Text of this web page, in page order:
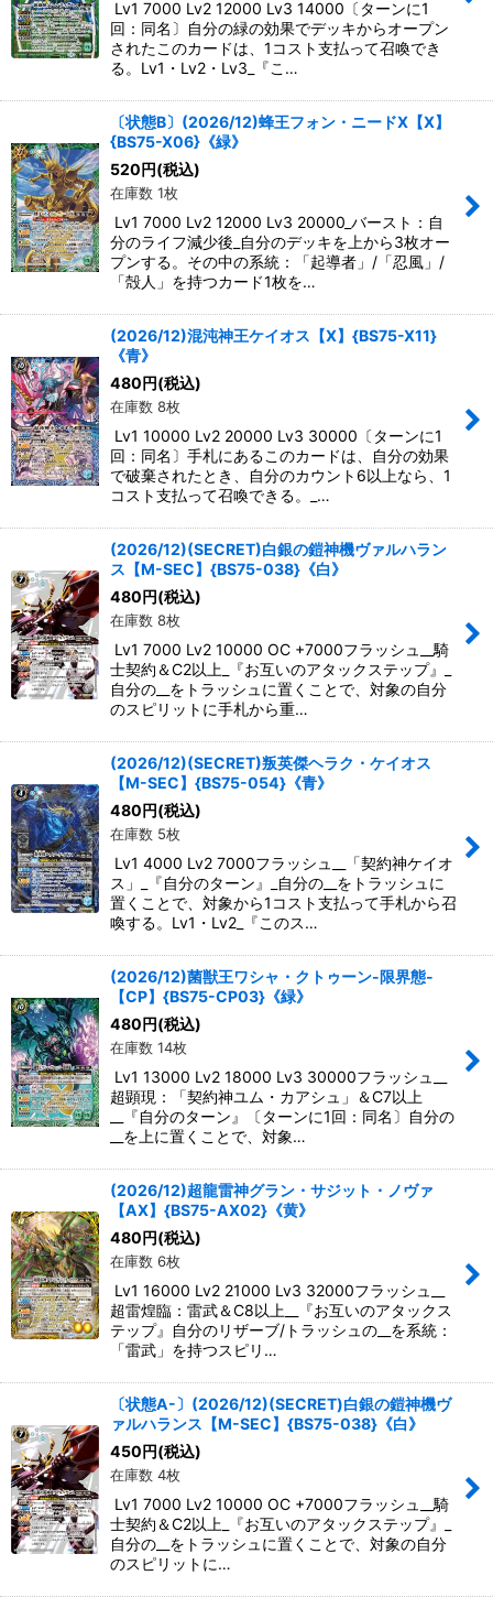
Lv1 7000 Lv2 12000 Lv3 14000〔ターンに1
回：同名〕自分の緑の効果でデッキからオープン
されたこのカードは、1コスト支払って召喚でき
る。Lv1・Lv2・Lv3_『こ…
〔状態B〕(2026/12)蜂王フォン・ニードX【X】
{BS75-X06}《緑》
520円(税込)
在庫数 1枚
Lv1 7000 Lv2 12000 Lv3 20000_バースト：自
分のライフ減少後_自分のデッキを上から3枚オー
プンする。その中の系統：「起導者」/「忍風」/
「殻人」を持つカード1枚を…
(2026/12)混沌神王ケイオス【X】{BS75-X11}
《青》
480円(税込)
在庫数 8枚
Lv1 10000 Lv2 20000 Lv3 30000〔ターンに1
回：同名〕手札にあるこのカードは、自分の効果
で破棄されたとき、自分のカウント6以上なら、1
コスト支払って召喚できる。_…
(2026/12)(SECRET)白銀の鎧神機ヴァルハラン
ス【M-SEC】{BS75-038}《白》
480円(税込)
在庫数 8枚
Lv1 7000 Lv2 10000 OC +7000フラッシュ__騎
士契約＆C2以上_『お互いのアタックステップ』_
自分の__をトラッシュに置くことで、対象の自分
のスピリットに手札から重…
(2026/12)(SECRET)叛英傑ヘラク・ケイオス
【M-SEC】{BS75-054}《青》
480円(税込)
在庫数 5枚
Lv1 4000 Lv2 7000フラッシュ__「契約神ケイオ
ス」_『自分のターン』_自分の__をトラッシュに
置くことで、対象から1コスト支払って手札から召
喚する。Lv1・Lv2_『このス…
(2026/12)菌獣王ワシャ・クトゥーン-限界態-
【CP】{BS75-CP03}《緑》
480円(税込)
在庫数 14枚
Lv1 13000 Lv2 18000 Lv3 30000フラッシュ__
超顕現：「契約神ユム・カアシュ」＆C7以上
__『自分のターン』〔ターンに1回：同名〕自分の
__を上に置くことで、対象…
(2026/12)超龍雷神グラン・サジット・ノヴァ
【AX】{BS75-AX02}《黄》
480円(税込)
在庫数 6枚
Lv1 16000 Lv2 21000 Lv3 32000フラッシュ__
超雷煌臨：雷武＆C8以上__『お互いのアタックス
テップ』自分のリザーブ/トラッシュの__を系統：
「雷武」を持つスピリ…
〔状態A-〕(2026/12)(SECRET)白銀の鎧神機ヴ
ァルハランス【M-SEC】{BS75-038}《白》
450円(税込)
在庫数 4枚
Lv1 7000 Lv2 10000 OC +7000フラッシュ__騎
士契約＆C2以上_『お互いのアタックステップ』_
自分の__をトラッシュに置くことで、対象の自分
のスピリットに…